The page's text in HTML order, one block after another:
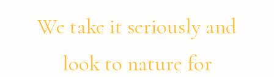
We take it seriously and
look to nature for